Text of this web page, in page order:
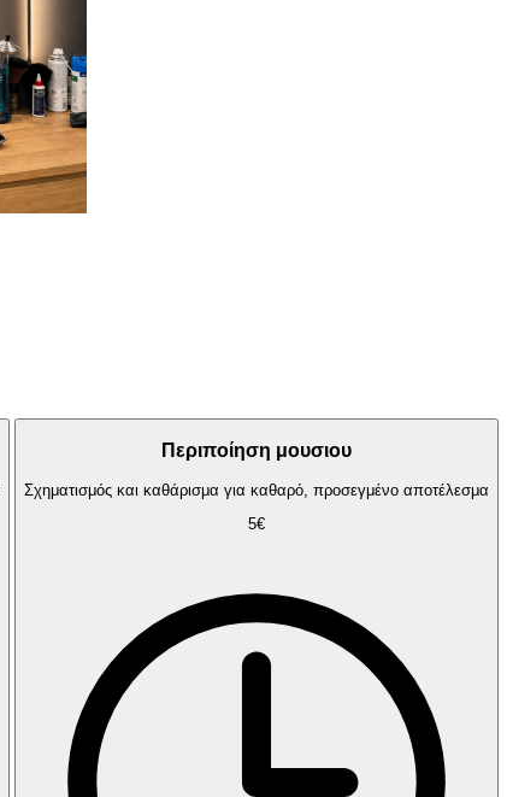
Περιποίηση μουσιου
Σχηματισμός και καθάρισμα για καθαρό, προσεγμένο αποτέλεσμα
5€